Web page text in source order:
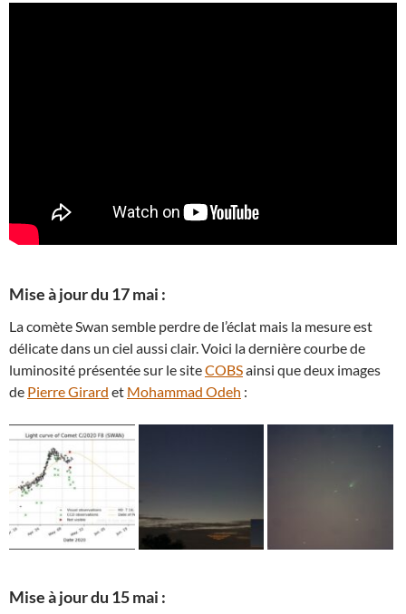
Mise à jour du 17 mai :
La comète Swan semble perdre de l’éclat mais la mesure est
délicate dans un ciel aussi clair. Voici la dernière courbe de
luminosité présentée sur le siteCOBSainsi que deux images
de Pierre Girard et Mohammad Odeh :
Mise à jour du 15 mai :